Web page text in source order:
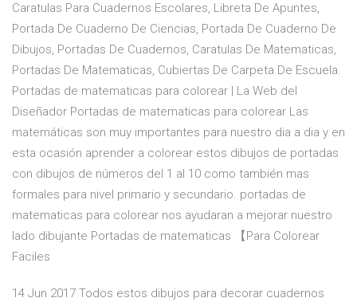
Caratulas Para Cuadernos Escolares, Libreta De Apuntes,
Portada De Cuaderno De Ciencias, Portada De Cuaderno De
Dibujos, Portadas De Cuadernos, Caratulas De Matematicas,
Portadas De Matematicas, Cubiertas De Carpeta De Escuela.
Portadas de matematicas para colorear | La Web del
Diseñador Portadas de matematicas para colorear Las
matemáticas son muy importantes para nuestro dia a dia y en
esta ocasión aprender a colorear estos dibujos de portadas
con dibujos de números del 1 al 10 como también mas
formales para nivel primario y secundario. portadas de
matematicas para colorear nos ayudaran a mejorar nuestro
lado dibujante Portadas de matematicas 【Para Colorear
Faciles
14 Jun 2017 Todos estos dibujos para decorar cuadernos